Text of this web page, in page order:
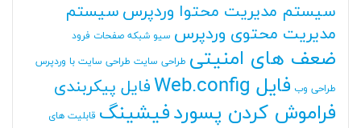
سیستم مدیریت محتوا وردپرس سیستم
مدیریت محتوی وردپرس سیو شبکه صفحات فرود
ضعف های امنیتی طراحی سایت طراحی سایت با وردپرس
طراحی وب فایل Web.config فایل پیکربندی
فراموش کردن پسوردفیشینگ قابلیت های